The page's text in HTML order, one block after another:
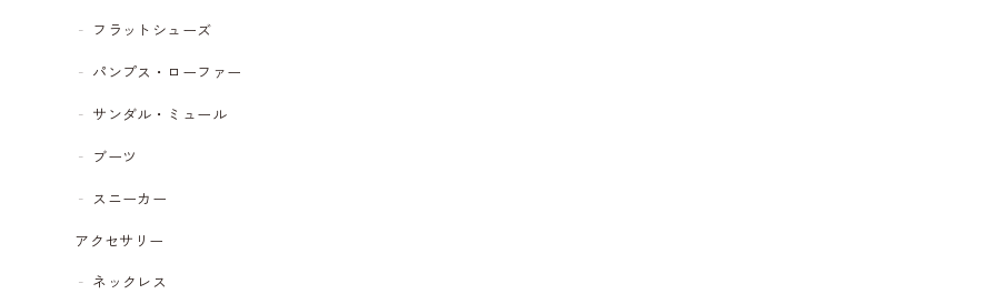
フラットシューズ
パンプス・ローファー
サンダル・ミュール
ブーツ
スニーカー
アクセサリー
ネックレス